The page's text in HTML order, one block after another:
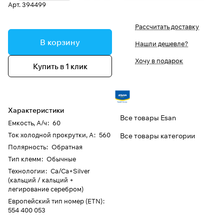
Арт.394499
В корзину
Купить в 1 клик
Характеристики
Емкость, А/ч: 60
Ток холодной прокрутки, А: 560
Полярность: Обратная
Тип клемм: Обычные
Технологии: Ca/Ca+Silver
(кальций / кальций +
легирование серебром)
Европейский тип номер (ETN):
554 400 053
Рассчитать доставку
Нашли дешевле?
Хочу в подарок
Все товары Esan
Все товары категории